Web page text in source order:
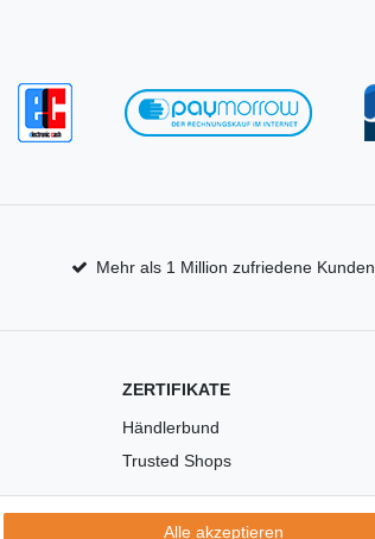
Mehr als 1 Million zufriedene Kunden
ZERTIFIKATE
Händlerbund
Trusted Shops
Alle akzeptieren